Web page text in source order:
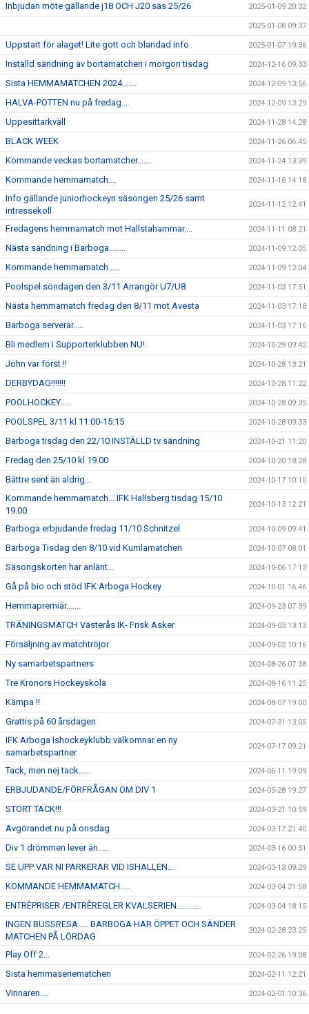
Inbjudan möte gällande j18 OCH J20 säs 25/26 2025-01-09 20:32
2025-01-08 09:37
Uppstart för alaget! Lite gott och blandad info 2025-01-07 19:36
Inställd sändning av bortamatchen i morgon tisdag 2024-12-16 09:33
Sista HEMMAMATCHEN 2024....... 2024-12-09 13:56
HALVA-POTTEN nu på fredag.... 2024-12-09 13:29
Uppesittarkväll 2024-11-28 14:28
BLACK WEEK 2024-11-26 06:45
Kommande veckas bortamatcher....... 2024-11-24 13:39
Kommande hemmamatch.... 2024-11-16 14:18
Info gällande juniorhockeyn säsongen 25/26 samt
intressekoll
2024-11-12 12:41
Fredagens hemmamatch mot Hallstahammar.... 2024-11-11 08:21
Nästa sändning i Barboga........ 2024-11-09 12:05
Kommande hemmamatch...... 2024-11-09 12:04
Poolspel söndagen den 3/11 Arrangör U7/U8 2024-11-03 17:51
Nästa hemmamatch fredag den 8/11 mot Avesta 2024-11-03 17:18
Barboga serverar..... 2024-11-03 17:16
Bli medlem i Supporterklubben NU! 2024-10-29 09:42
John var först !! 2024-10-28 13:21
DERBYDAG!!!!!!! 2024-10-28 11:22
POOLHOCKEY..... 2024-10-28 09:35
POOLSPEL 3/11 kl 11:00-15:15 2024-10-28 09:33
Barboga tisdag den 22/10 INSTÄLLD tv sändning 2024-10-21 11:20
Fredag den 25/10 kl 19.00 2024-10-20 18:28
Bättre sent än aldrig... 2024-10-17 10:10
Kommande hemmamatch... IFK Hallsberg tisdag 15/10
19.00
2024-10-13 12:21
Barboga erbjudande fredag 11/10 Schnitzel 2024-10-09 09:41
Barboga Tisdag den 8/10 vid Kumlamatchen 2024-10-07 08:01
Säsongskorten har anlänt... 2024-10-06 17:13
Gå på bio och stöd IFK Arboga Hockey 2024-10-01 16:46
Hemmapremiär....... 2024-09-23 07:39
TRÄNINGSMATCH Västerås IK- Frisk Asker 2024-09-03 13:13
Försäljning av matchtröjor 2024-09-02 10:16
Ny samarbetspartners 2024-08-26 07:38
Tre Kronors Hockeyskola 2024-08-16 11:25
Kämpa !! 2024-08-07 19:00
Grattis på 60 årsdagen 2024-07-31 13:05
IFK Arboga Ishockeyklubb välkomnar en ny
samarbetspartner
2024-07-17 09:21
Tack, men nej tack...... 2024-06-11 19:09
ERBJUDANDE/FÖRFRÅGAN OM DIV 1 2024-05-28 19:27
STORT TACK!!! 2024-03-21 10:59
Avgörandet nu på onsdag 2024-03-17 21:40
Div 1 drömmen lever än..... 2024-03-16 00:51
SE UPP VAR NI PARKERAR VID ISHALLEN.... 2024-03-13 09:29
KOMMANDE HEMMAMATCH..... 2024-03-04 21:58
ENTRÈPRISER /ENTRÈREGLER KVALSERIEN............ 2024-03-04 18:15
INGEN BUSSRESA..... BARBOGA HAR ÖPPET OCH SÄNDER
MATCHEN PÅ LÖRDAG
2024-02-28 23:25
Play Off 2... 2024-02-26 19:08
Sista hemmaseriematchen 2024-02-11 12:21
Vinnaren.... 2024-02-01 10:36